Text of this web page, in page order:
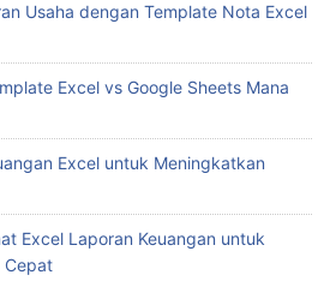
Usaha dengan Template Nota Excel
Excel vs Google Sheets Mana
Excel untuk Meningkatkan
Excel Laporan Keuangan untuk
Cepat